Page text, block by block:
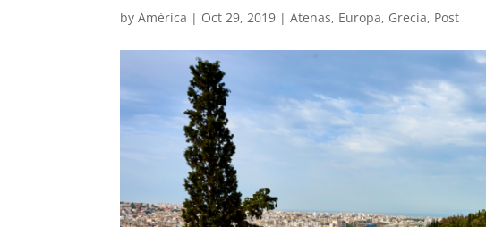
byAmérica | Oct 29, 2019 |Atenas, Europa, Grecia, Post